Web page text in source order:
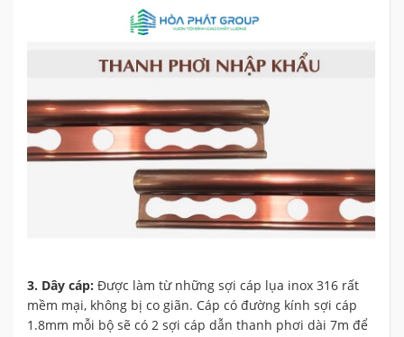
3. Dây cáp: Được làm từ những sợi cáp lụa inox 316 rất
mềm mại, không bị co giãn. Cáp có đường kính sợi cáp
1.8mm mỗi bộ sẽ có 2 sợi cáp dẫn thanh phơi dài 7m để